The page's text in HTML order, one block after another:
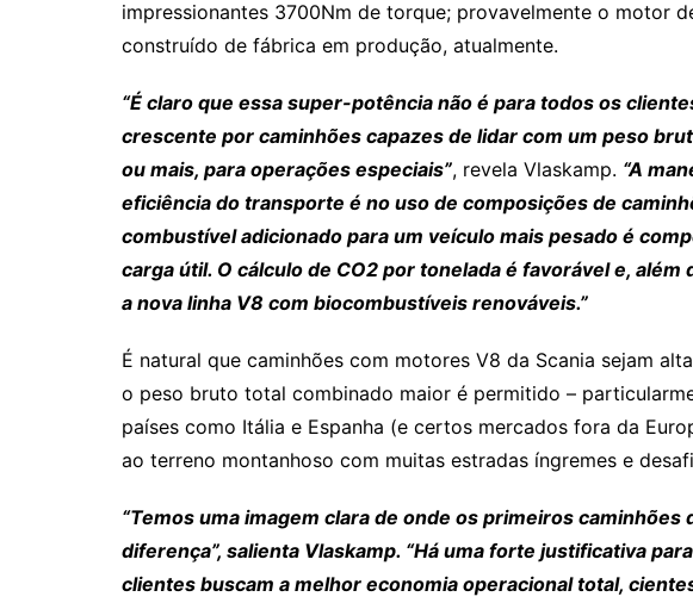
impressionantes 3700Nm de torque; provavelmente o motor
construído de fábrica em produção, atualmente.
“É claro que essa super-potência não é para todos os
crescente por caminhões capazes de lidar com um peso
ou mais, para operações especiais”, revela Vlaskamp. “A
eficiência do transporte é no uso de composições de
combustível adicionado para um veículo mais pesado é
carga útil. O cálculo de CO2 por tonelada é favorável e,
a nova linha V8 com biocombustíveis renováveis.”
É natural que caminhões com motores V8 da Scania sejam
o peso bruto total combinado maior é permitido –
países como Itália e Espanha (e certos mercados fora da
ao terreno montanhoso com muitas estradas íngremes e
“Temos uma imagem clara de onde os primeiros caminhões
diferença”, salienta Vlaskamp. “Há uma forte justificativa
clientes buscam a melhor economia operacional total,